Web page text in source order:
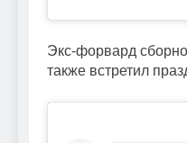
Экс-форвард
также встретил